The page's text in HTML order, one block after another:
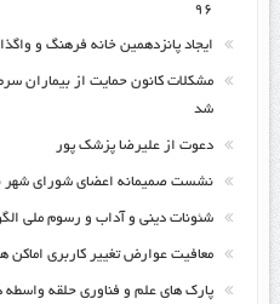
۹۶
ایجاد پانزدهمین خانه فرهنگ و
مشکلات کانون حمایت از بیماران
شد
دعوت از علیرضا پزشک پور
نشست صمیمانه اعضای شورای شهر
شئونات دینی و آداب و رسوم ملی
معافیت عوارض تغییر کاربری اماکن
پارک های علم و فناوری حلقه